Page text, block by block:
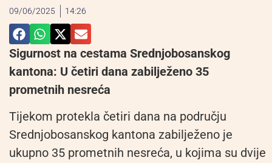
09/06/2025 14:26
Sigurnost na cestama Srednjobosanskog
kantona: U četiri dana zabilježeno 35
prometnih nesreća
Tijekom protekla četiri dana na području
Srednjobosanskog kantona zabilježeno je
ukupno 35 prometnih nesreća, u kojima su dvije